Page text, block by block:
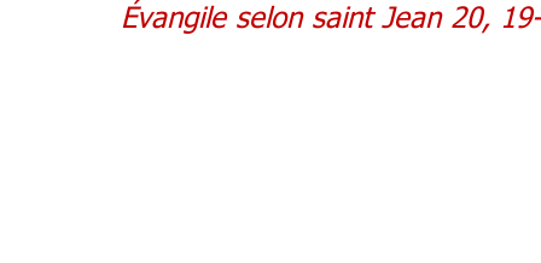
Évangile selon saint Jean 20,